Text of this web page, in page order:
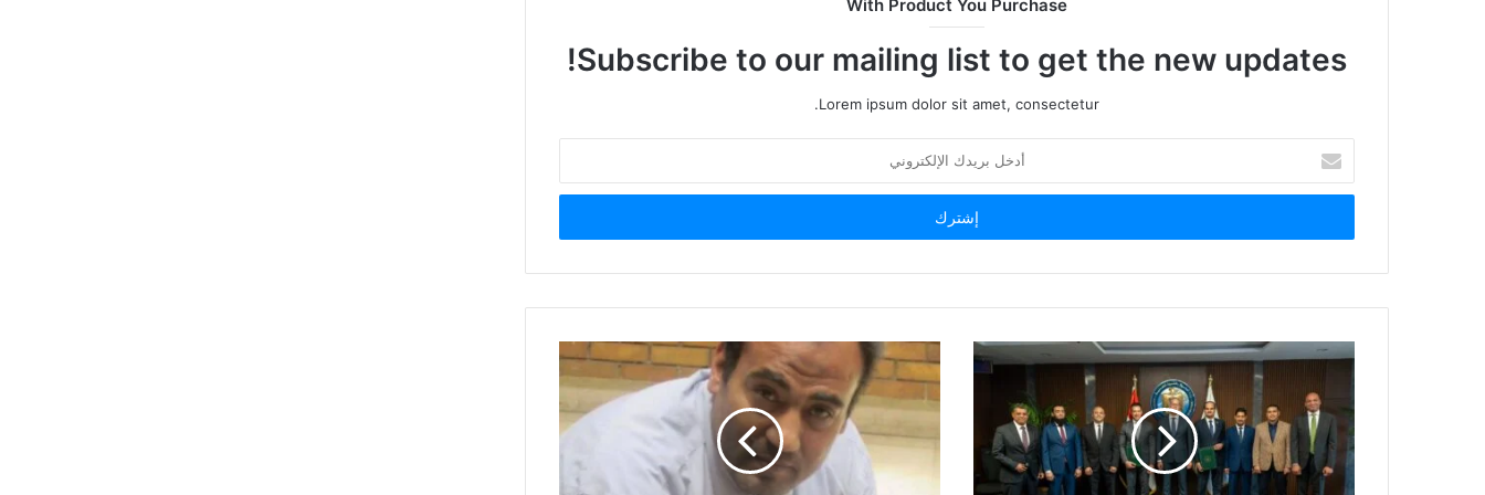
With Product You Purchase
Subscribe to our mailing list to get the new updates!
Lorem ipsum dolor sit amet, consectetur.
بريدك
الإلكتروني